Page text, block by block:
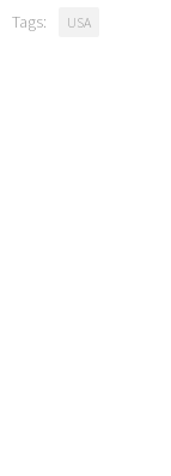
Tags: USA